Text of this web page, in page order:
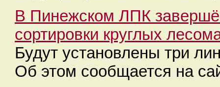
В Пинежском ЛПК
сортировки круглых
Будут установлены три
Об этом сообщается на